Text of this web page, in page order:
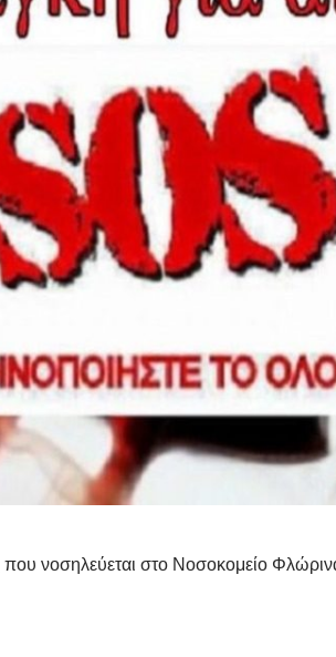
που νοσηλεύεται στο Νοσοκομείο